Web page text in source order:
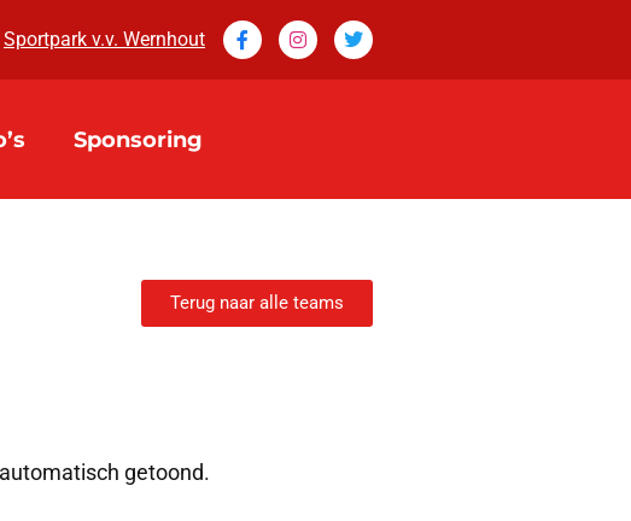
Sportpark v.v. Wernhout
Sponsoring
Terug naar alle teams
getoond.